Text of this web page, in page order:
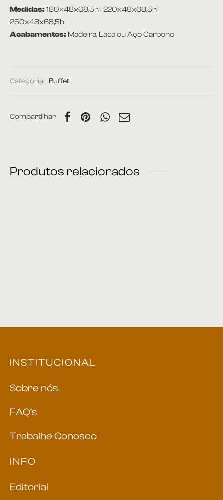
Medidas:180x48x68,5h | 220x48x68,5h |
250x48x68,5h
Acabamentos: Madeira, Laca ou Aço Carbono
Categoria: Buffet
Compartilhar
Produtos relacionados
INSTITUCIONAL
Sobre nós
FAQ’s
Trabalhe Conosco
INFO
Editorial